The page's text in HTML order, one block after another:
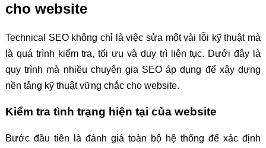
cho website
Technical SEO không chỉ là việc sửa một vài lỗi kỹ thuật mà
là quá trình kiểm tra, tối ưu và duy trì liên tục. Dưới đây là
quy trình mà nhiều chuyên gia SEO áp dụng để xây dựng
nền tảng kỹ thuật vững chắc cho website.
Kiểm tra tình trạng hiện tại của website
Bước đầu tiên là đánh giá toàn bộ hệ thống để xác định